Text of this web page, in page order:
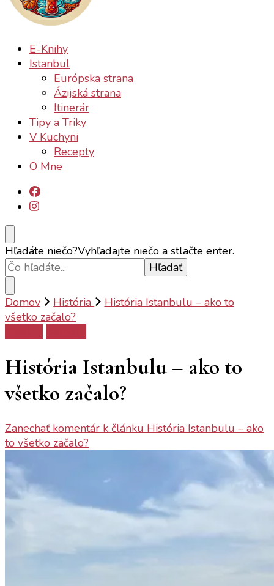
Istanbul s Miškou
Istanbul ako ho (ne)poznáte
E-Knihy
Istanbul
Európska strana
Ázijská strana
Itinerár
Tipy a Triky
V Kuchyni
Recepty
O Mne
Hľadáte niečo?Vyhľadajte niečo a stlačte enter.
Domov História
História Istanbulu – ako to
všetko začalo?
História Istanbulu – ako to
všetko začalo?
Zanechať komentár k článku História Istanbulu – ako
to všetko začalo?